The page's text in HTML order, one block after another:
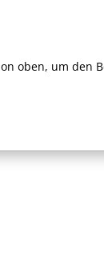
oben, um den